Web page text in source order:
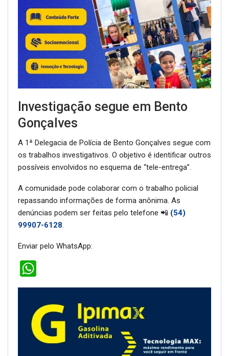
Investigação segue em Bento
Gonçalves
A 1ª Delegacia de Polícia de Bento Gonçalves segue com
os trabalhos investigativos. O objetivo é identificar outros
possíveis envolvidos no esquema de “tele-entrega”.
A comunidade pode colaborar com o trabalho policial
repassando informações de forma anônima. As
denúncias podem ser feitas pelo telefone 📲 (54)
99907-6128.
Enviar pelo WhatsApp: